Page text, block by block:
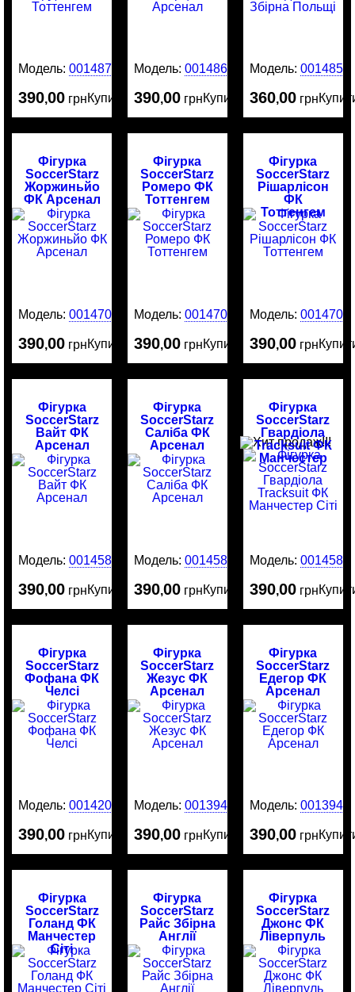
Модель:0014874
390,00 грнКупити
Модель:0014865
390,00 грнКупити
Модель: 0014859
360,00 грн
Фігурка
SoccerStarz
Жоржиньйо
ФК Арсенал
Модель:0014709
390,00 грнКупити
Фігурка
SoccerStarz
Ромеро ФК
Тоттенгем
Модель:0014707
390,00 грнКупити
Фігурка
SoccerStarz
Рішарлісон
ФК
Тоттенгем
Модель: 0014706
390,00 грн
Фігурка
SoccerStarz
Вайт ФК
Арсенал
Модель:0014587
390,00 грнКупити
Фігурка
SoccerStarz
Саліба ФК
Арсенал
Модель:0014586
390,00 грнКупити
Фігурка
SoccerStarz
Гвардіола
Tracksuit ФК
Манчестер
Сіті
Модель: 0014585
390,00 грн
Фігурка
SoccerStarz
Фофана ФК
Челсі
Модель:0014204
390,00 грнКупити
Фігурка
SoccerStarz
Жезус ФК
Арсенал
Модель:0013949
390,00 грнКупити
Фігурка
SoccerStarz
Едегор ФК
Арсенал
Модель: 0013946
390,00 грн
Фігурка
SoccerStarz
Голанд ФК
Манчестер
Сіті
Фігурка
SoccerStarz
Райс Збірна
Англії
Фігурка
SoccerStarz
Джонс ФК
Ліверпуль